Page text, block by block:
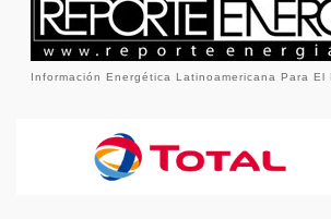
Información Energética Latinoamericana Para El